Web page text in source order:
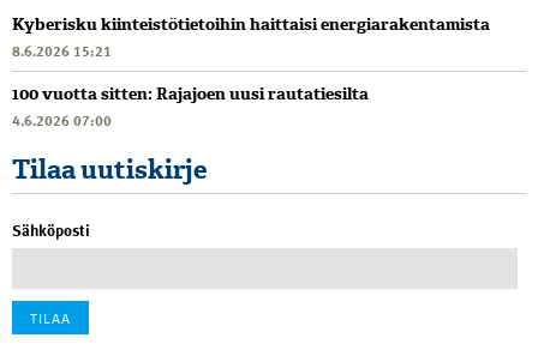
Kyberisku kiinteistötietoihin haittaisi energiarakentamista
8.6.2026 15:21
100 vuotta sitten: Rajajoen uusi rautatiesilta
4.6.2026 07:00
Tilaa uutiskirje
Sähköposti